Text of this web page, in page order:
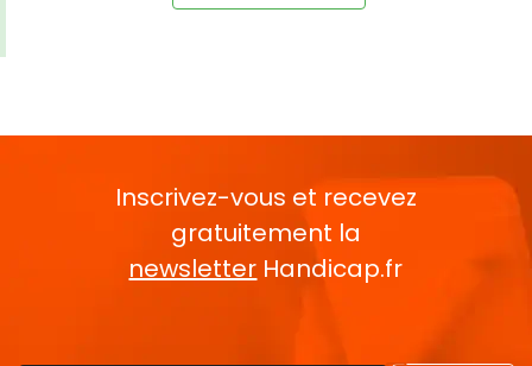
Inscrivez-vous et recevez
gratuitement la
newsletter Handicap.fr